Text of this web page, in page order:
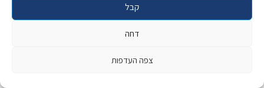
קבל
דחה
צפה העדפות